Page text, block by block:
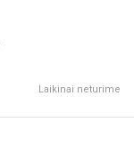
Laikinai neturime